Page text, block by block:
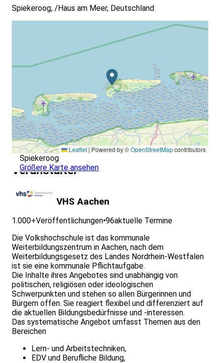
Spiekeroog, /Haus am Meer, Deutschland
Leaflet | Powered by ©OpenStreetMapcontributors
Spiekeroog
Größere Karte ansehen
Veranstalter
VHS Aachen
1.000+Veröffentlichungen•96aktuelle Termine
Die Volkshochschule ist das kommunale
Weiterbildungszentrum in Aachen, nach dem
Weiterbildungsgesetz des Landes Nordrhein-Westfalen
ist sie eine kommunale Pflichtaufgabe.
Die Inhalte ihres Angebotes sind unabhängig von
politischen, religiösen oder ideologischen
Schwerpunkten und stehen so allen Bürgerinnen und
Bürgern offen. Sie reagiert flexibel und differenziert auf
die aktuellen Bildungsbedürfnisse und -interessen.
Das systematische Angebot umfasst Themen aus den
Bereichen
Lern- und Arbeitstechniken,
EDV und Berufliche Bildung,